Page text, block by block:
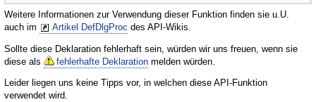
Weitere Informationen zur Verwendung dieser Funktion finden sie u.U.
auch im
Artikel DefDlgProc des API-Wikis.
Sollte diese Deklaration fehlerhaft sein, würden wir uns freuen, wenn sie
diese als
fehlerhafte Deklaration melden würden.
Leider liegen uns keine Tipps vor, in welchen diese API-Funktion
verwendet wird.